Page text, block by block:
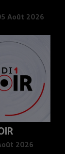
Août 2026
2026